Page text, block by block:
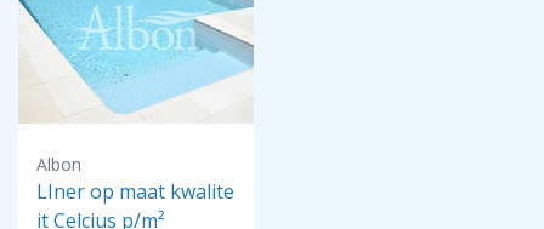
Albon
LIner op maat kwalite
it Celcius p/m²